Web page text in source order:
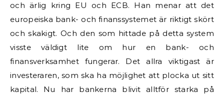
och ärlig kring EU och ECB. Han menar att det
europeiska bank- och finanssystemet är riktigt skört
och skakigt. Och den som hittade på detta system
visste väldigt lite om hur en bank- och
finansverksamhet fungerar. Det allra viktigast är
investeraren, som ska ha möjlighet att plocka ut sitt
kapital. Nu har bankerna blivit alltför starka på